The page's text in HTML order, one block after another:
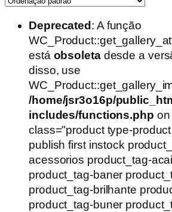
Deprecated : A função
está obsoletadesde a
disso, use
/home/jsr3o16p/
includes/functions.php on
class="product type-
publish first instock
acessorios product_tag-
product_tag-baner
product_tag-brilhante
product_tag-buner